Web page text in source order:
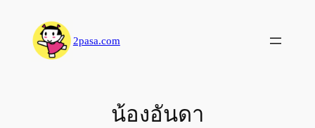
content
2pasa.com
น้องอันดา